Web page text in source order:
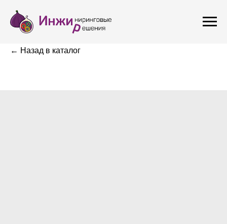
← Назад в каталог